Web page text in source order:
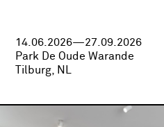
14.06.2026—27.09.2026
Park De Oude Warande
Tilburg, NL